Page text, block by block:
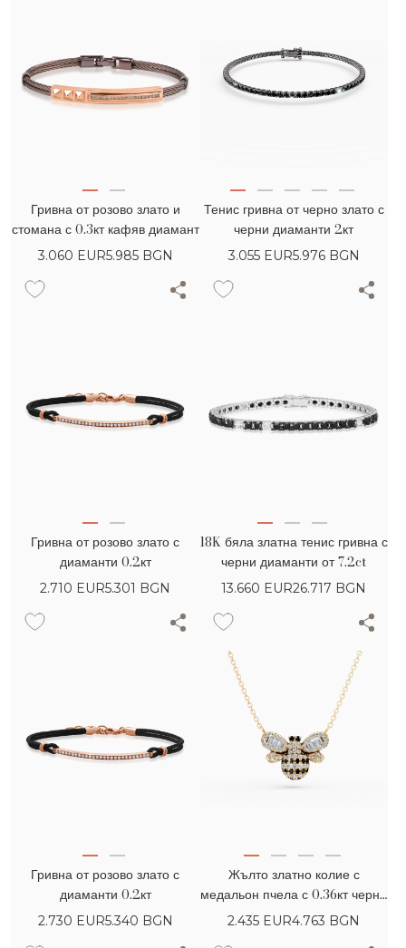
Гривна от розово злато и
стомана с 0.3кт кафяв диамант
3.060 EUR5.985 BGN
Тенис гривна от черно злато с
черни диаманти 2кт
3.055 EUR5.976 BGN
Гривна от розово злато с
диаманти 0.2кт
2.710 EUR5.301 BGN
18K бяла златна тенис гривна с
черни диаманти от 7.2ct
13.660 EUR26.717 BGN
Гривна от розово злато с
диаманти 0.2кт
2.730 EUR5.340 BGN
Жълто златно колие с
медальон пчела с 0.36кт черни
диаманти и безцветни багетни
2.435 EUR4.763 BGN